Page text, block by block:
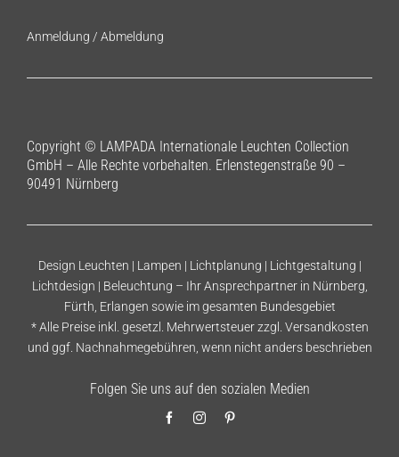
Anmeldung / Abmeldung
Copyright © LAMPADA Internationale Leuchten Collection
GmbH – Alle Rechte vorbehalten. Erlenstegenstraße 90 –
90491 Nürnberg
Design Leuchten | Lampen | Lichtplanung | Lichtgestaltung |
Lichtdesign | Beleuchtung – Ihr Ansprechpartner in Nürnberg,
Fürth, Erlangen sowie im gesamten Bundesgebiet
* Alle Preise inkl. gesetzl. Mehrwertsteuer zzgl. Versandkosten
und ggf. Nachnahmegebühren, wenn nicht anders beschrieben
Folgen Sie uns auf den sozialen Medien